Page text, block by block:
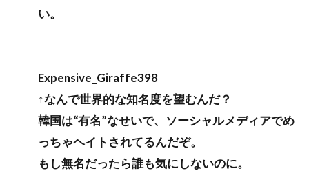
い。
Expensive_Giraffe398
↑なんで世界的な知名度を望むんだ？
韓国は“有名”なせいで、ソーシャルメディアでめ
っちゃヘイトされてるんだぞ。
もし無名だったら誰も気にしないのに。